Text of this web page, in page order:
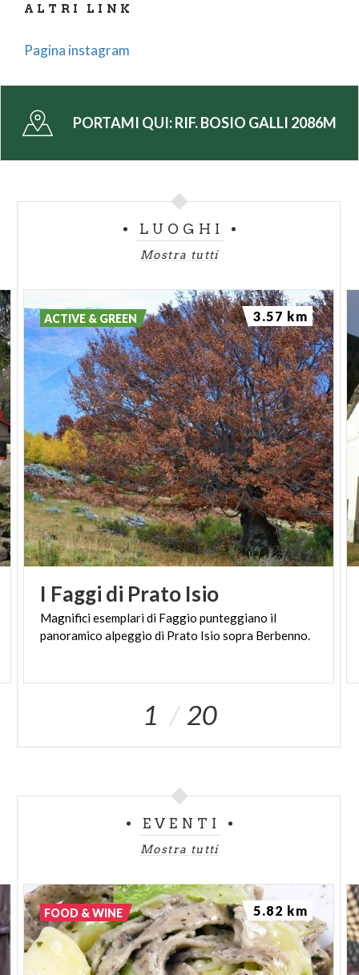
ALTRI LINK
Pagina instagram
PORTAMI QUI:RIF. BOSIO GALLI 2086M
LUOGHI
Mostra tutti
I Faggi di Prato Isio
Magnificiesemplaridi Faggio punteggiano il
panoramico alpeggio di Prato Isio sopra Berbenno.
ACTIVE & GREEN 3.57 km
1 20
EVENTI
Mostra tutti
FOOD & WINE 5.82 km